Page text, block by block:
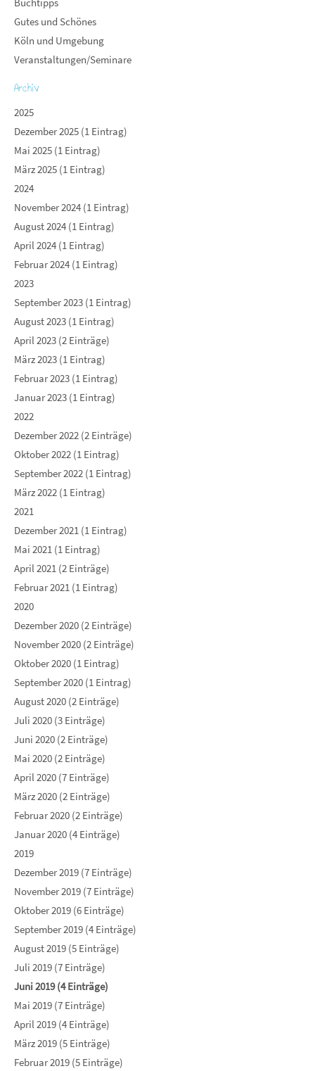
Gutes und Schönes
Köln und Umgebung
Veranstaltungen/Seminare
Archiv
2025
Dezember 2025 (1 Eintrag)
Mai 2025 (1 Eintrag)
März 2025 (1 Eintrag)
2024
November 2024 (1 Eintrag)
August 2024 (1 Eintrag)
April 2024 (1 Eintrag)
Februar 2024 (1 Eintrag)
2023
September 2023 (1 Eintrag)
August 2023 (1 Eintrag)
April 2023 (2 Einträge)
März 2023 (1 Eintrag)
Februar 2023 (1 Eintrag)
Januar 2023 (1 Eintrag)
2022
Dezember 2022 (2 Einträge)
Oktober 2022 (1 Eintrag)
September 2022 (1 Eintrag)
März 2022 (1 Eintrag)
2021
Dezember 2021 (1 Eintrag)
Mai 2021 (1 Eintrag)
April 2021 (2 Einträge)
Februar 2021 (1 Eintrag)
2020
Dezember 2020 (2 Einträge)
November 2020 (2 Einträge)
Oktober 2020 (1 Eintrag)
September 2020 (1 Eintrag)
August 2020 (2 Einträge)
Juli 2020 (3 Einträge)
Juni 2020 (2 Einträge)
Mai 2020 (2 Einträge)
April 2020 (7 Einträge)
März 2020 (2 Einträge)
Februar 2020 (2 Einträge)
Januar 2020 (4 Einträge)
2019
Dezember 2019 (7 Einträge)
November 2019 (7 Einträge)
Oktober 2019 (6 Einträge)
September 2019 (4 Einträge)
August 2019 (5 Einträge)
Juli 2019 (7 Einträge)
Juni 2019 (4 Einträge)
Mai 2019 (7 Einträge)
April 2019 (4 Einträge)
März 2019 (5 Einträge)
Februar 2019 (5 Einträge)